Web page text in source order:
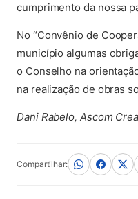
cumprimento da nossa
No “Convênio de
município algumas
o Conselho na
na realização de obras
Dani Rabelo, Ascom
Compartilhar: